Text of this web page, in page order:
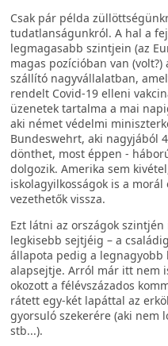
Csak pár példa
tudatlanságunkról. A hal a
legmagasabb szintjein (az
magas pozícióban van
szállító nagyvállalatban,
rendelt Covid-19 elleni
üzenetek tartalma a mai
aki német védelmi
Bundeswehrt, aki nagyjából
dönthet, most éppen -
dolgozik. Amerika sem
iskolagyilkosságok is a
vezethetők vissza.
Ezt látni az országok
legkisebb sejtjéig – a
állapota pedig a legnagyobb
alapsejtje. Arról már itt nem
okozott a félévszázados
rátett egy-két lapáttal az
gyorsuló szekerére (aki nem
stb...).